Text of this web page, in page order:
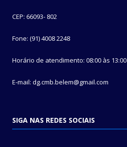
CEP: 66093- 802
Fone: (91) 4008 2248
Horário de atendimento: 08:00 às 13:00
E-mail: dg.cmb.belem@gmail.com
SIGA NAS REDES SOCIAIS